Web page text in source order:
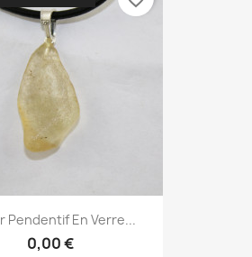
Pendentif En Verre...
0,00 €